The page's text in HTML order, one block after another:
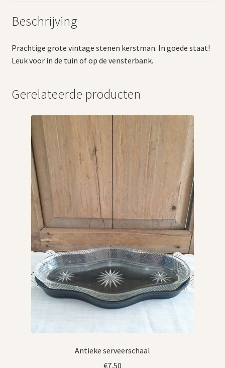
Beschrijving
Prachtige grote vintage stenen kerstman. In goede staat!
Leuk voor in de tuin of op de vensterbank.
Gerelateerde producten
Antieke serveerschaal
€7,50